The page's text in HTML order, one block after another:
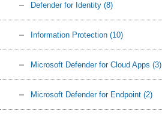
Defender for Identity (8)
Information Protection (10)
Microsoft Defender for Cloud Apps (3)
Microsoft Defender for Endpoint (2)